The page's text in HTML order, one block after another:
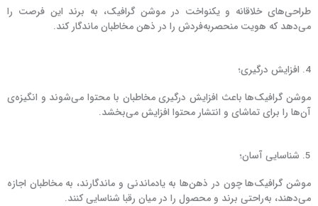
طراحی‌های خلاقانه و یکنواخت در موشن گرافیک، به برند این فرصت را
می‌دهد که هویت منحصربه‌فردش را در ذهن مخاطبان ماندگار کند.
4. افزایش درگیری؛
موشن گرافیک‌ها باعث افزایش درگیری مخاطبان با محتوا می‌شوند و انگیزه‌ی
آن‌ها را برای تماشای و انتشار محتوا افزایش می‌بخشد.
5. شناسایی آسان؛
موشن گرافیک‌ها چون در ذهن‌ها به یادماندنی و ماندگارند، به مخاطبان اجازه
می‌دهند، به‌راحتی برند و محصول را در میان رقبا شناسایی کنند.